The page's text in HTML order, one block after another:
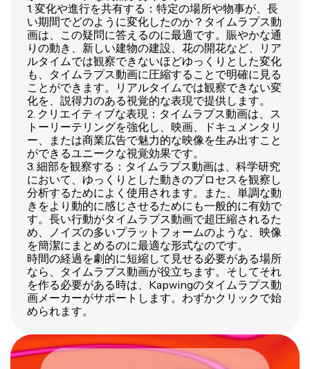
1. 変化や進行を共有する：特定の場所や物事が、長
い期間でどのように変化したのか？タイムラプス動
画は、この疑問に答えるのに最適です。賑やかな通
りの動き、新しい建物の建設、花の開花など、リア
ルタイムでは観察できないほどゆっくりとした変化
も、タイムラプス動画に圧縮することで明確に見る
ことができます。リアルタイムでは観察できない変
化を、説得力のある視覚的な表現で提供します。
2. クリエイティブな表現：タイムラプス動画は、ス
トーリーテリングを強化し、映画、ドキュメンタリ
ー、または商業広告で魅力的な映像を生み出すこと
ができるユニークな視覚効果です。
3. 細部を観察する：タイムラプス動画は、科学研究
において、ゆっくりとした動きのプロセスを観察し
分析するためによく使用されます。また、単調な動
きをより動的に感じさせるためにも一般的に有効で
す。長い行動がタイムラプス動画で超圧縮されるた
め、ノイズの多いプラットフォームのような、映像
を簡潔にまとめるのに最適な形式なのです。
時間の経過を劇的に短縮して見せる必要がある場所
なら、タイムラプス動画が役立ちます。そしてそれ
を作る必要がある時は、Kapwingのタイムラプス動
画メーカーがサポートします。わずかクリックで始
められます。